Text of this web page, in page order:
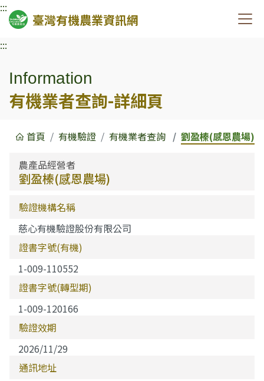
:::
臺灣有機農業資訊網
:::
Information
有機業者查詢-詳細頁
首頁 有機驗證 有機業者查詢
劉盈榛(感恩農場)
農產品經營者
劉盈榛(感恩農場)
驗證機構名稱
慈心有機驗證股份有限公司
證書字號(有機)
1-009-110552
證書字號(轉型期)
1-009-120166
驗證效期
2026/11/29
通訊地址